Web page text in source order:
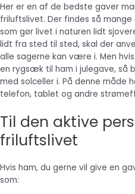
Her er en af de bedste gaver
friluftslivet. Der findes så
som gør livet i naturen lidt
lidt fra sted til sted, skal der
alle sagerne kan være i. Men
en rygsæk til ham i julegave, så
med solceller i. På denne måde
telefon, tablet og andre
Til den aktive
friluftslivet
Hvis ham, du gerne vil give en
som: